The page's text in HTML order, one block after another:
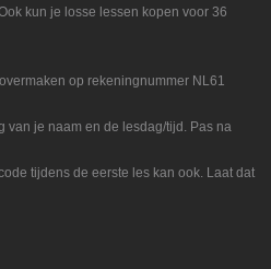
kun je losse lessen kopen voor 36
op rekeningnummer NL61
van je naam en de lesdag/tijd. Pas na
tijdens de eerste les kan ook. Laat dat